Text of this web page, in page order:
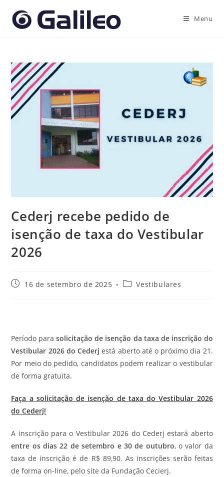
para
Menu
Cederj recebe pedido de
isenção de taxa do Vestibular
2026
Post16 de setembro de 2025
Categoria
Vestibulares
Período parasolicitação de isenção da taxa de inscrição do
Vestibular 2026 do Cederj está aberto até o próximo dia 21.
Por meio do pedido, candidatos podem realizar o vestibular
de forma gratuita.
Faça a solicitação de isenção de taxa do Vestibular 2026
do Cederj!
A inscrição para o Vestibular 2026 do Cederj estará aberto
entre os dias 22 de setembro e 30 de outubro, o valor da
taxa de inscrição é de R$ 89,90. As inscrições serão feitas
de forma on-line, pelo site da Fundação Cecierj.